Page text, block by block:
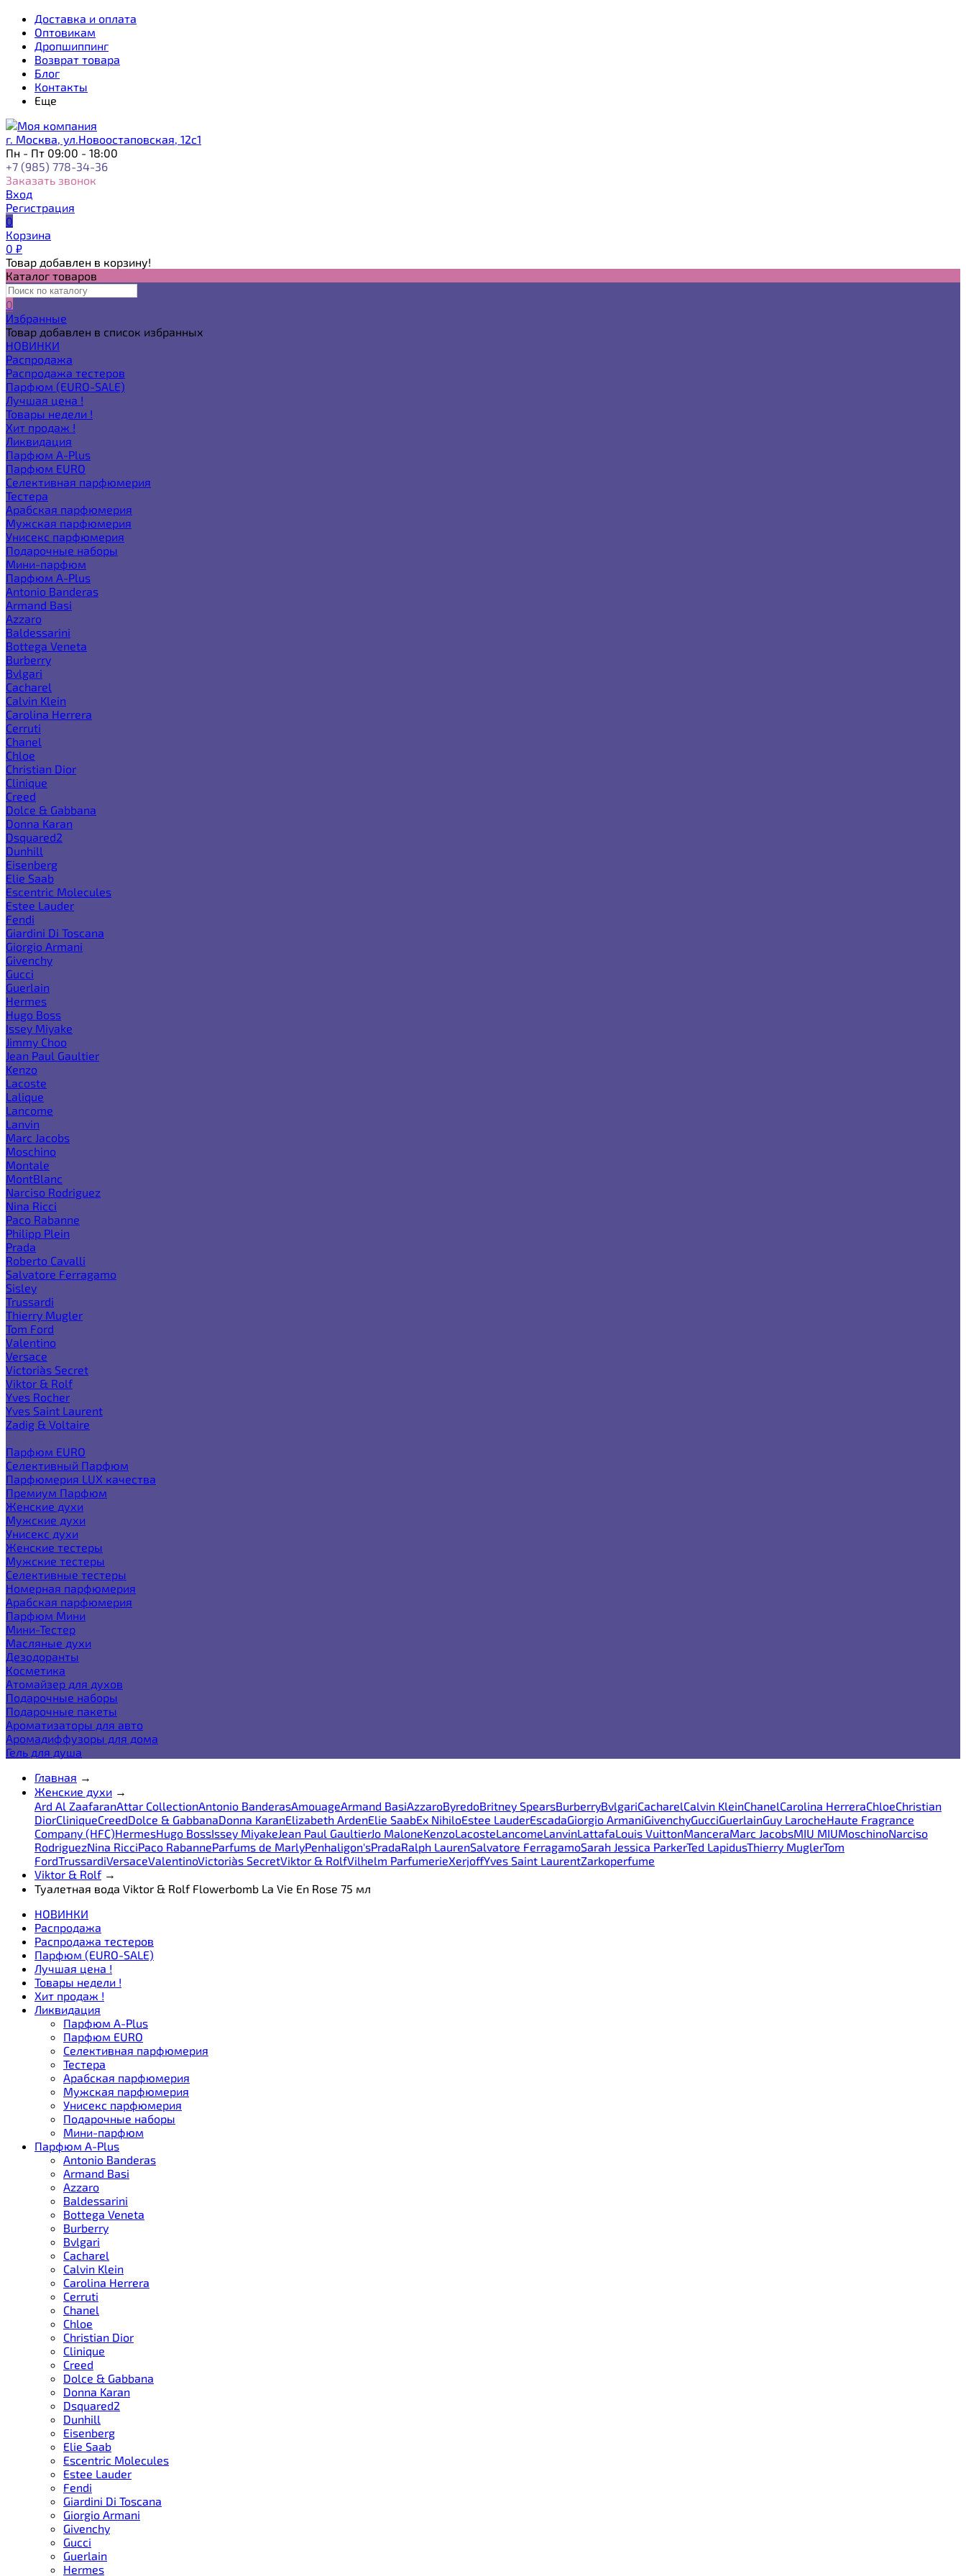
Доставка и оплата
Оптовикам
Дропшиппинг
Возврат товара
Блог
Контакты
Еще
г. Москва, ул.Новоостаповская, 12с1
Пн - Пт 09:00 - 18:00
+7 (985) 778-34-36
Заказать звонок
Вход
Регистрация
0
Корзина
0 ₽
Товар добавлен в корзину!
Каталог товаров
0
Избранные
Товар добавлен в список избранных
НОВИНКИ
Распродажа
Распродажа тестеров
Парфюм (EURO-SALE)
Лучшая цена !
Товары недели !
Хит продаж !
Ликвидация
Парфюм A-Plus
Парфюм EURO
Селективная парфюмерия
Тестера
Арабская парфюмерия
Мужская парфюмерия
Унисекс парфюмерия
Подарочные наборы
Мини-парфюм
Парфюм A-Plus
Antonio Banderas
Armand Basi
Azzaro
Baldessarini
Bottega Veneta
Burberry
Bvlgari
Cacharel
Calvin Klein
Carolina Herrera
Cerruti
Chanel
Chloe
Christian Dior
Clinique
Creed
Dolce & Gabbana
Donna Karan
Dsquared2
Dunhill
Eisenberg
Elie Saab
Escentric Molecules
Estee Lauder
Fendi
Giardini Di Toscana
Giorgio Armani
Givenchy
Gucci
Guerlain
Hermes
Hugo Boss
Issey Miyake
Jimmy Choo
Jean Paul Gaultier
Kenzo
Lacoste
Lalique
Lancome
Lanvin
Marc Jacobs
Moschino
Montale
MontBlanc
Narciso Rodriguez
Nina Ricci
Paco Rabanne
Philipp Plein
Prada
Roberto Cavalli
Salvatore Ferragamo
Sisley
Trussardi
Thierry Mugler
Tom Ford
Valentino
Versace
Victoria`s Secret
Viktor & Rolf
Yves Rocher
Yves Saint Laurent
Zadig & Voltaire
Парфюм EURO
Селективный Парфюм
Парфюмерия LUX качества
Премиум Парфюм
Женские духи
Мужские духи
Унисекс духи
Женские тестеры
Мужские тестеры
Селективные тестеры
Номерная парфюмерия
Арабская парфюмерия
Парфюм Мини
Мини-Тестер
Масляные духи
Дезодоранты
Косметика
Атомайзер для духов
Подарочные наборы
Подарочные пакеты
Ароматизаторы для авто
Аромадиффузоры для дома
Гель для душа
Главная →
Женские духи →
Ard Al ZaafaranAttar CollectionAntonio BanderasAmouageArmand BasiAzzaroByredoBritney SpearsBurberryBvlgariCacharelCalvin KleinChanelCarolina HerreraChloeChristian
DiorCliniqueCreedDolce & GabbanaDonna KaranElizabeth ArdenElie SaabEx NihiloEstee LauderEscadaGiorgio ArmaniGivenchyGucciGuerlainGuy LarocheHaute Fragrance
Company (HFC)HermesHugo BossIssey MiyakeJean Paul GaultierJo MaloneKenzoLacosteLancomeLanvinLattafaLouis VuittonManceraMarc JacobsMIU MIUMoschinoNarciso
RodriguezNina RicciPaco RabanneParfums de MarlyPenhaligon'sPradaRalph LaurenSalvatore FerragamoSarah Jessica ParkerTed LapidusThierry MuglerTom
FordTrussardiVersaceValentinoVictoria`s SecretViktor & RolfVilhelm ParfumerieXerjoffYves Saint LaurentZarkoperfume
Viktor & Rolf→
Туалетная вода Viktor & Rolf Flowerbomb La Vie En Rose 75 мл
НОВИНКИ
Распродажа
Распродажа тестеров
Парфюм (EURO-SALE)
Лучшая цена !
Товары недели !
Хит продаж !
Ликвидация
Парфюм A-Plus
Парфюм EURO
Селективная парфюмерия
Тестера
Арабская парфюмерия
Мужская парфюмерия
Унисекс парфюмерия
Подарочные наборы
Мини-парфюм
Парфюм A-Plus
Antonio Banderas
Armand Basi
Azzaro
Baldessarini
Bottega Veneta
Burberry
Bvlgari
Cacharel
Calvin Klein
Carolina Herrera
Cerruti
Chanel
Chloe
Christian Dior
Clinique
Creed
Dolce & Gabbana
Donna Karan
Dsquared2
Dunhill
Eisenberg
Elie Saab
Escentric Molecules
Estee Lauder
Fendi
Giardini Di Toscana
Giorgio Armani
Givenchy
Gucci
Guerlain
Hermes